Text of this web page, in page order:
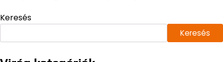
Keresés
Keresés